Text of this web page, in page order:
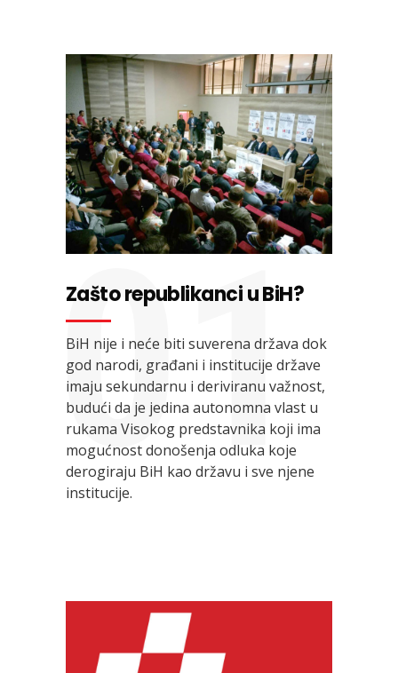
01
Zašto republikanci u BiH?
BiH nije i neće biti suverena država dok
god narodi, građani i institucije države
imaju sekundarnu i deriviranu važnost,
budući da je jedina autonomna vlast u
rukama Visokog predstavnika koji ima
mogućnost donošenja odluka koje
derogiraju BiH kao državu i sve njene
institucije.